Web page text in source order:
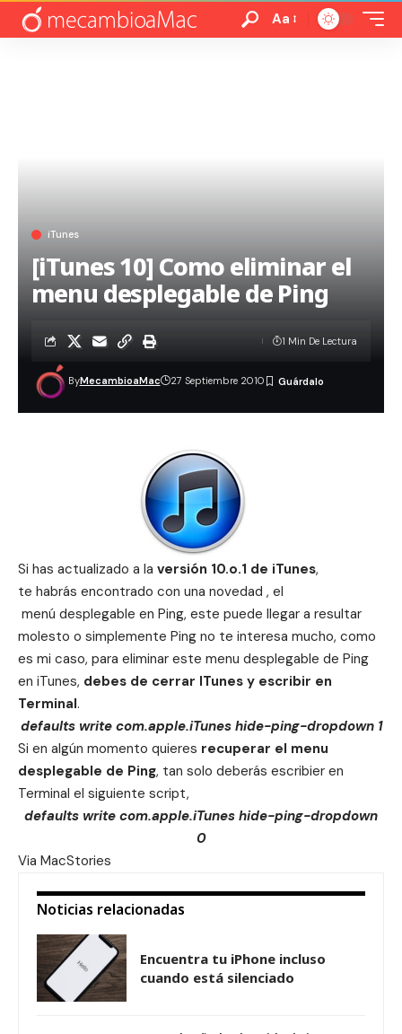
Aa
iTunes
[iTunes 10] Como eliminar el
menu desplegable de Ping
ByMecambioaMac 27 Septiembre 2010
1 Min De Lectura
Si has actualizado a la versión 10.o.1 de iTunes,
te habrás encontrado con una novedad , el
menú desplegable en Ping, este puede llegar a resultar
molesto o simplemente Ping no te interesa mucho, como
es mi caso, para eliminar este menu desplegable de Ping
en iTunes, debes de cerrar ITunes y escribir en
Terminal.
defaults write com.apple.iTunes hide-ping-dropdown 1
Si en algún momento quieres recuperar el menu
desplegable de Ping, tan solo deberás escribier en
Terminal el siguiente script,
defaults write com.apple.iTunes hide-ping-dropdown
0
Via MacStories
Noticias relacionadas
Encuentra tu iPhone incluso
cuando está silenciado